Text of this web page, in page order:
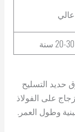
عالي
20-30 سنة
حديد التسليح
على الفولاذ
وطول العمر.